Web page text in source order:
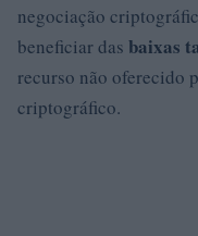
negociação
beneficiar das baixas
recurso não oferecido
criptográfico.